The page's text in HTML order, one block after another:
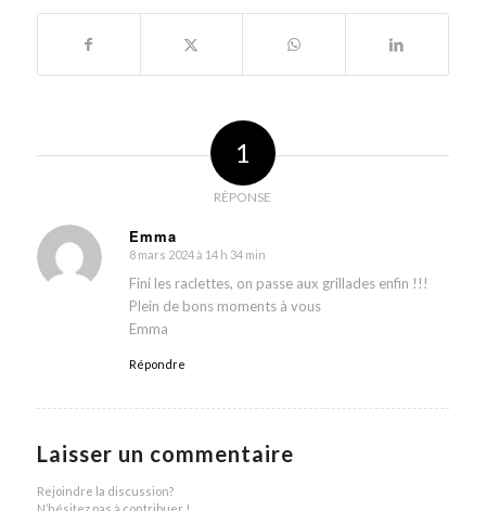
1
RÉPONSE
Emma
dit
:
8 mars 2024 à 14 h 34 min
Fini les raclettes, on passe aux grillades enfin !!!
Plein de bons moments à vous
Emma
Répondre
Laisser un commentaire
Rejoindre la discussion?